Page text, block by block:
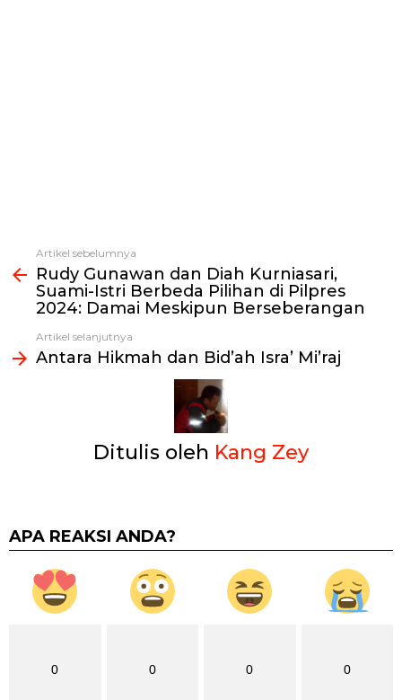
Lihat
selengkapnya
Artikel sebelumnya
Rudy Gunawan dan Diah Kurniasari,
Suami-Istri Berbeda Pilihan di Pilpres
2024: Damai Meskipun Berseberangan
Artikel selanjutnya
Antara Hikmah dan Bid’ah Isra’ Mi’raj
Ditulis oleh Kang Zey
APA REAKSI ANDA?
0 0 0 0